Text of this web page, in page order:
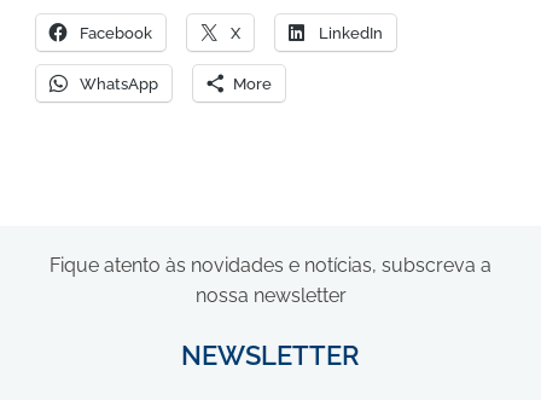
Facebook X LinkedIn
WhatsApp More
Fique atento às novidades e notícias, subscreva a
nossa newsletter
NEWSLETTER